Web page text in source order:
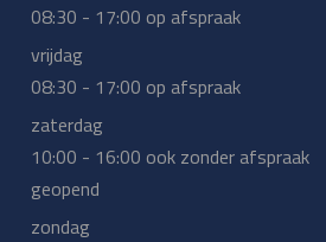
08:30 - 17:00 op afspraak
vrijdag
08:30 - 17:00 op afspraak
zaterdag
10:00 - 16:00 ook zonder afspraak
geopend
zondag